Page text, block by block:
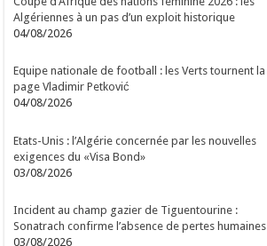
Algériennes à un pas d’un exploit historique
04/08/2026
Equipe nationale de football : les Verts tournent la
page Vladimir Petković
04/08/2026
Etats-Unis : l’Algérie concernée par les nouvelles
exigences du «Visa Bond»
03/08/2026
Incident au champ gazier de Tiguentourine :
Sonatrach confirme l’absence de pertes humaines
03/08/2026